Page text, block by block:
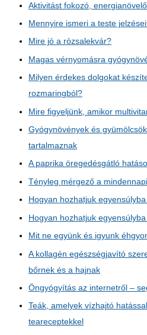
Aktivitást fokozó,
Mennyire ismeri a teste
Mire jó a rózsalekvár?
Magas vérnyomásra
Milyen érdekes dolgokat
rozmaringból?
Mire figyeljünk, amikor
Gyógynövények és
tartalmaznak
A paprika öregedésgátló
Tényleg mérgező a
Hogyan hozhatjuk
Hogyan hozhatjuk
Mit ne együnk és igyunk
A kollagén egészségjavító
bőrnek és a hajnak
Öngyógyítás az internetről –
Teák, amelyek vízhajtó
teareceptekkel